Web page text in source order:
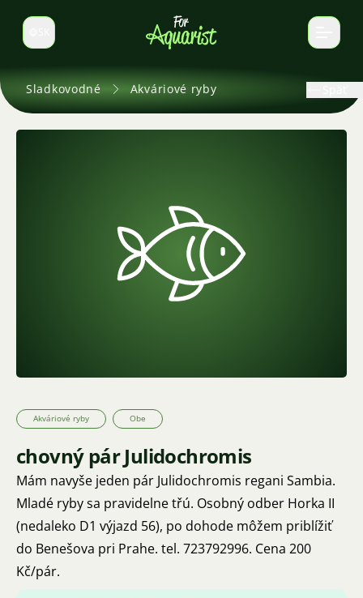
Prepnúť jazyk
Sladkovodné Akváriové ryby
Akváriové ryby Obe
chovný pár Julidochromis
Mám navyše jeden pár Julidochromis regani Sambia.
Mladé ryby sa pravidelne třú. Osobný odber Horka II
(nedaleko D1 výjazd 56), po dohode môžem priblížiť
do Benešova pri Prahe. tel. 723792996. Cena 200
Kč/pár.